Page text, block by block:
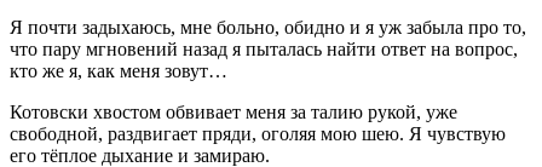
Я почти задыхаюсь, мне больно, обидно и я уж забыла про то,
что пару мгновений назад я пыталась найти ответ на вопрос,
кто же я, как меня зовут…
Котовски хвостом обвивает меня за талию рукой, уже
свободной, раздвигает пряди, оголяя мою шею. Я чувствую
его тёплое дыхание и замираю.